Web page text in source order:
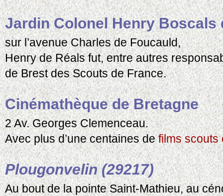
Jardin Colonel Henry Boscals
sur l’avenue Charles de Foucauld,
Henry de Réals fut, entre autres
de Brest des Scouts de France.
Cinémathèque de Bretagne
2 Av. Georges Clemenceau.
Avec plus d’une centaines defilms scouts
Plougonvelin (29217)
Au bout de la pointe Saint-Mathieu, au